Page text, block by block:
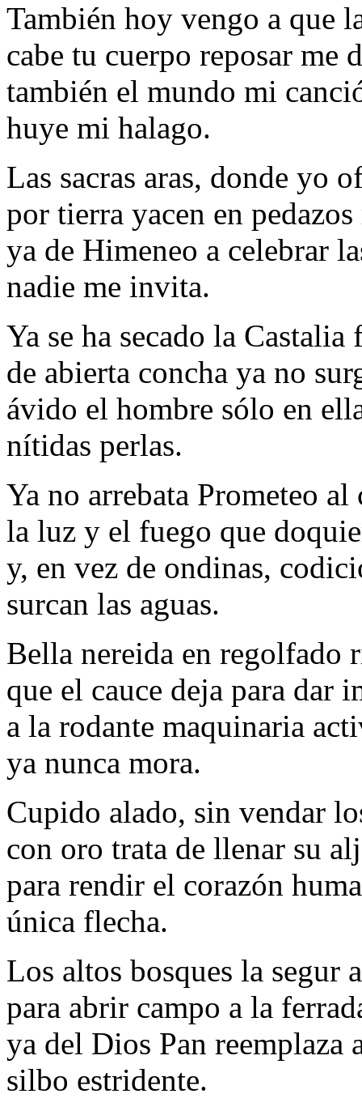
También hoy vengo a que
cabe tu cuerpo reposar me
también el mundo mi
huye mi halago.
Las sacras aras, donde yo
por tierra yacen en pedazos
ya de Himeneo a celebrar
nadie me invita.
Ya se ha secado la Castalia
de abierta concha ya no
ávido el hombre sólo en
nítidas perlas.
Ya no arrebata Prometeo al
la luz y el fuego que
y, en vez de ondinas,
surcan las aguas.
Bella nereida en regolfado
que el cauce deja para dar
a la rodante maquinaria
ya nunca mora.
Cupido alado, sin vendar
con oro trata de llenar su
para rendir el corazón
única flecha.
Los altos bosques la segur
para abrir campo a la
ya del Dios Pan reemplaza
silbo estridente.